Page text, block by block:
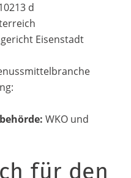
d
Eisenstadt
WKO und
für den